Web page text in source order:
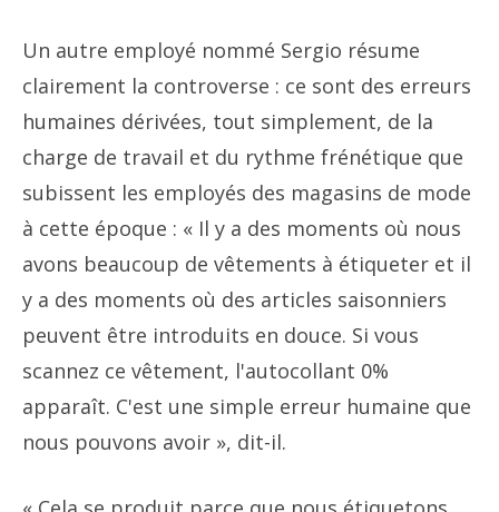
Un autre employé nommé Sergio résume
clairement la controverse : ce sont des erreurs
humaines dérivées, tout simplement, de la
charge de travail et du rythme frénétique que
subissent les employés des magasins de mode
à cette époque : « Il y a des moments où nous
avons beaucoup de vêtements à étiqueter et il
y a des moments où des articles saisonniers
peuvent être introduits en douce. Si vous
scannez ce vêtement, l'autocollant 0%
apparaît. C'est une simple erreur humaine que
nous pouvons avoir », dit-il.